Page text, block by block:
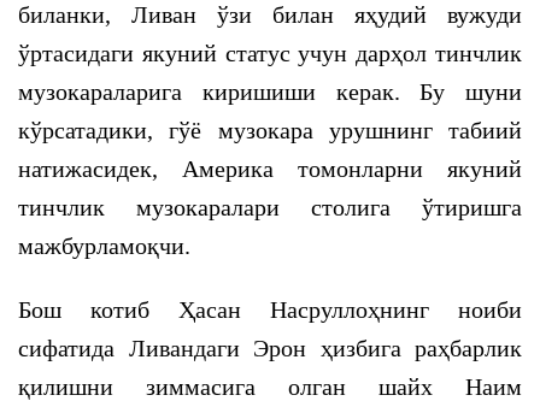
биланки, Ливан ўзи билан яҳудий вужуди
ўртасидаги якуний статус учун дарҳол тинчлик
музокараларига киришиши керак. Бу шуни
кўрсатадики, гўё музокара урушнинг табиий
натижасидек, Америка томонларни якуний
тинчлик музокаралари столига ўтиришга
мажбурламоқчи.
Бош котиб Ҳасан Насруллоҳнинг ноиби
сифатида Ливандаги Эрон ҳизбига раҳбарлик
қилишни зиммасига олган шайх Наим